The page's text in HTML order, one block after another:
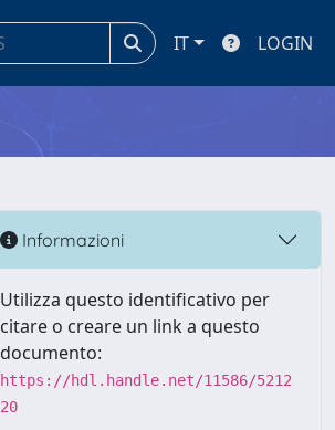
IT LOGIN
Informazioni
Utilizza questo identificativo per
citare o creare un link a questo
documento:
https://hdl.handle.net/11586/5212
20